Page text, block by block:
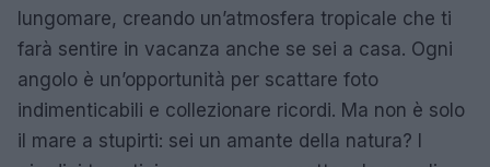
lungomare, creando un’atmosfera tropicale che ti
farà sentire in vacanza anche se sei a casa. Ogni
angolo è un’opportunità per scattare foto
indimenticabili e collezionare ricordi. Ma non è solo
il mare a stupirti: sei un amante della natura? I